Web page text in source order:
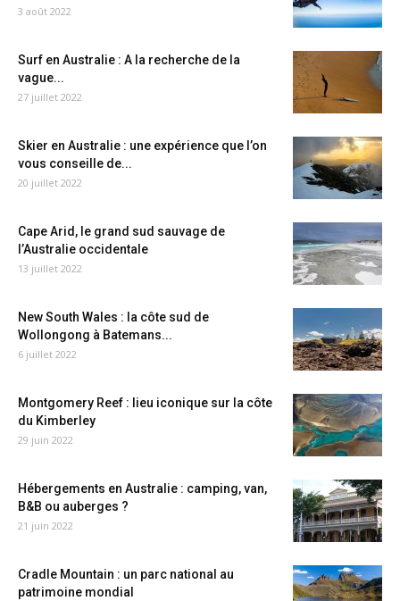
3 août 2022
Surf en Australie : A la recherche de la
vague...
27 juillet 2022
Skier en Australie : une expérience que l’on
vous conseille de...
20 juillet 2022
Cape Arid, le grand sud sauvage de
l’Australie occidentale
13 juillet 2022
New South Wales : la côte sud de
Wollongong à Batemans...
6 juillet 2022
Montgomery Reef : lieu iconique sur la côte
du Kimberley
29 juin 2022
Hébergements en Australie : camping, van,
B&B ou auberges ?
21 juin 2022
Cradle Mountain : un parc national au
patrimoine mondial